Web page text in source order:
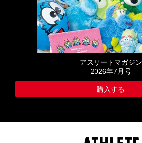
アスリートマガジン
2026年7月号
購入する